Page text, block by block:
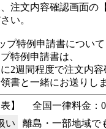
注文内容確認画面の
い。
プ特例申請書について
特例申請書は、
2週間程度で注文内
書と一緒にお送りし
】
全国一律料金：0
い
離島・一部地域で